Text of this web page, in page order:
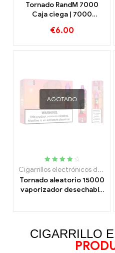
Tornado RandM 7000
Caja ciega | 7000
a la UE
€6.00
AGOTADO
Calificado
Cigarrillos electrónicos desechables
Tornado aleatorio 15000
vaporizador desechable
CIGARRILLO